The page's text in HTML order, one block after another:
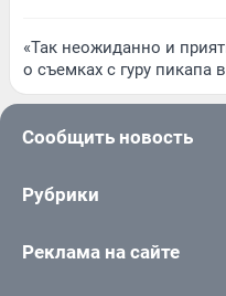
«Так неожиданно и
о съемках с гуру пикапа
Сообщить новость
Рубрики
Реклама на сайте